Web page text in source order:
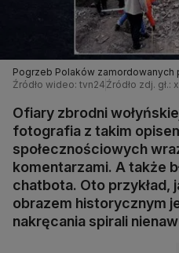
Pogrzeb Polaków zamordowanych
Źródło wideo: tvn24 Źródło zdj. gł.:
Ofiary zbrodni
fotografia z takim
społecznościowych
komentarzami. A także
chatbota. Oto przykład,
obrazem historycznym
nakręcania spirali